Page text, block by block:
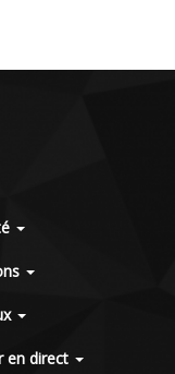
en direct